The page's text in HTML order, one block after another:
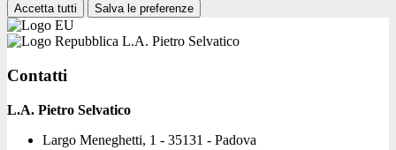
Accetta tutti Salva le preferenze
L.A. Pietro Selvatico
Contatti
L.A. Pietro Selvatico
Largo Meneghetti, 1 - 35131 - Padova